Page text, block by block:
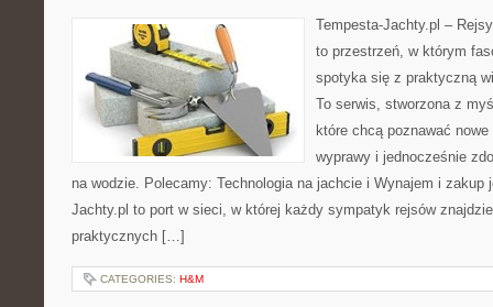
Tempesta-Jachty.pl –
to przestrzeń, w którym
spotyka się z praktyczną
To serwis, stworzona z
które chcą poznawać
wyprawy i jednocześnie
na wodzie. Polecamy: Technologia na jachcie i Wynajem i zakup
Jachty.pl to port w sieci, w której każdy sympatyk rejsów
praktycznych […]
CATEGORIES: H&M